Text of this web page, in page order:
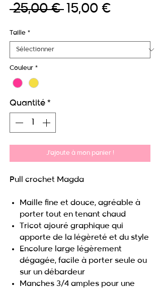
25,00 € Prix
15,00 €Prix
Taille *
Couleur *
Quantité *
J'ajoute à mon panier !
Pull crochet Magda
Maille fine et douce, agréable à
porter tout en tenant chaud
Tricot ajouré graphique qui
apporte de la légèreté et du style
Encolure large légèrement
dégagée, facile à porter seule ou
sur un débardeur
Manches 3/4 amples pour une